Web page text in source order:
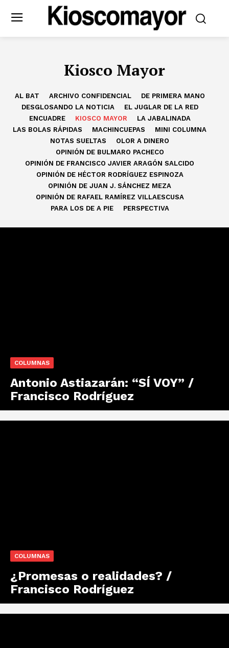
Kiosco Mayor
AL BAT ARCHIVO CONFIDENCIAL
DE PRIMERA MANO
DESGLOSANDO LA NOTICIA
EL JUGLAR DE LA RED
ENCUADRE
KIOSCO MAYOR
LA JABALINADA
LAS BOLAS RÁPIDAS
MACHINCUEPAS
MINI COLUMNA
NOTAS SUELTAS
OLOR A DINERO
OPINIÓN DE BULMARO PACHECO
OPINIÓN DE FRANCISCO JAVIER ARAGÓN SALCIDO
OPINIÓN DE HÉCTOR RODRÍGUEZ ESPINOZA
OPINIÓN DE JUAN J. SÁNCHEZ MEZA
OPINIÓN DE RAFAEL RAMÍREZ VILLAESCUSA
PARA LOS DE A PIE
PERSPECTIVA
COLUMNAS
Antonio Astiazarán: “SÍ VOY” /
Francisco Rodríguez
COLUMNAS
¿Promesas o realidades? /
Francisco Rodríguez